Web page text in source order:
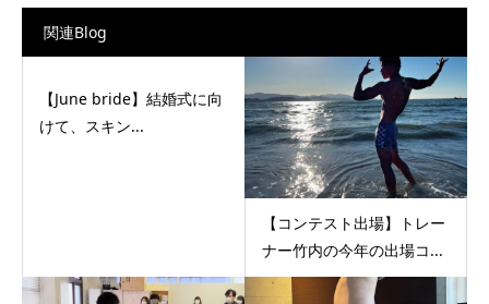
関連Blog
【June bride】結婚式に向
けて、スキン...
【コンテスト出場】トレー
ナー竹内の今年の出場コ...